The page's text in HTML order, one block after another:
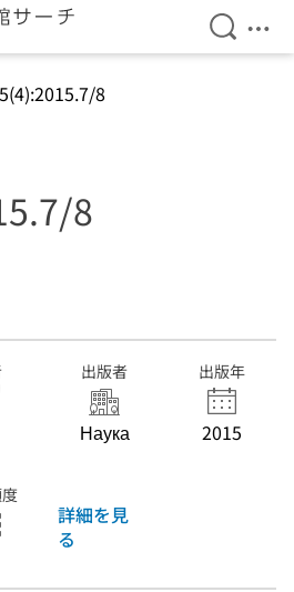
検索を
メ
8
8
出版者
Наука
出版年
2015
詳細を見
る